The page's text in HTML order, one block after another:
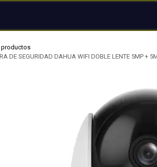
productos
DE SEGURIDAD DAHUA WIFI DOBLE LENTE 5MP +